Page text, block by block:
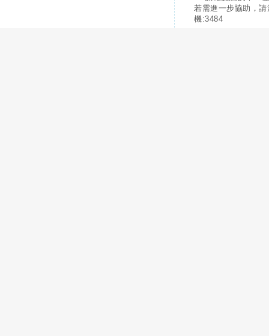
若需進一步協助，
機:3484